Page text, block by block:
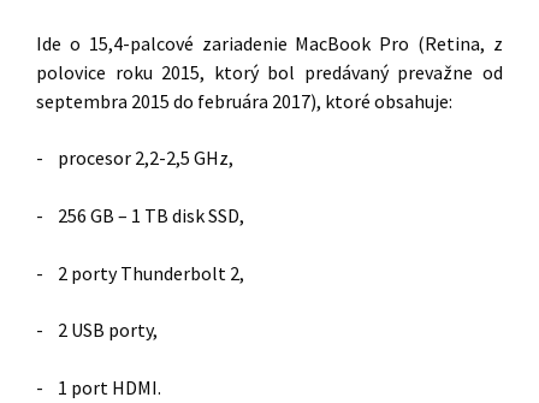
Ide o 15,4-palcové zariadenie MacBook Pro (Retina, z
polovice roku 2015, ktorý bol predávaný prevažne od
septembra 2015 do februára 2017), ktoré obsahuje:
- procesor 2,2-2,5 GHz,
- 256 GB – 1 TB disk SSD,
- 2 porty Thunderbolt 2,
- 2 USB porty,
- 1 port HDMI.